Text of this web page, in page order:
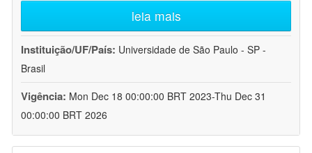
leia mais
Instituição/UF/País: Universidade de São Paulo - SP -
Brasil
Vigência: Mon Dec 18 00:00:00 BRT 2023-Thu Dec 31
00:00:00 BRT 2026